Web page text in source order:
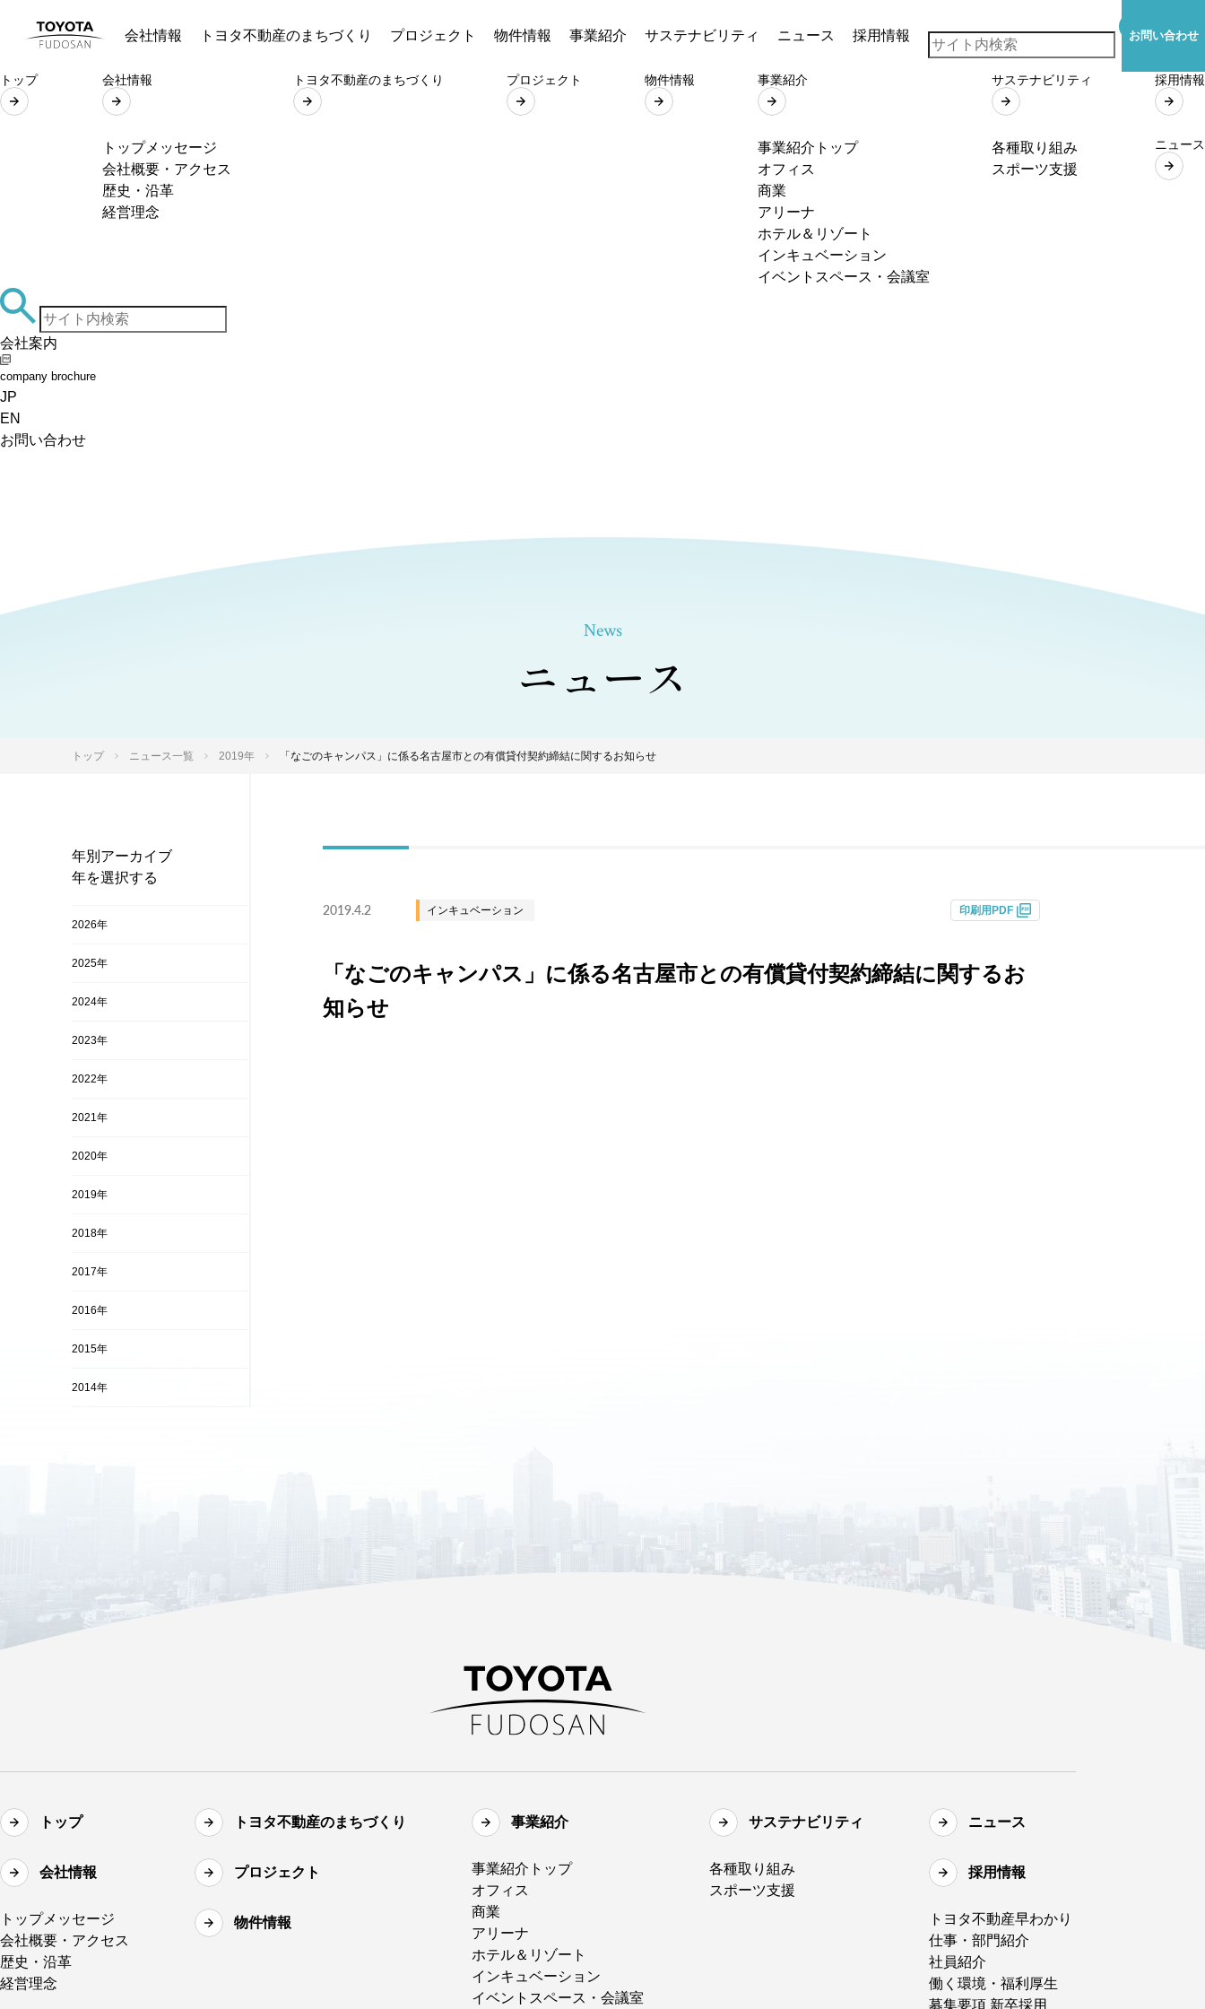
会社情報 トヨタ不動産のまちづくり プロジェクト 物件情報 事業紹介 サステナビリティ ニュース 採用情報 お問い合わせ
トップ 会社情報
トップメッセージ
会社概要・アクセス
歴史・沿革
経営理念
トヨタ不動産のまちづくり プロジェクト 物件情報 事業紹介
事業紹介トップ
オフィス
商業
アリーナ
ホテル＆リゾート
インキュベーション
イベントスペース・会議室
サステナビリティ
各種取り組み
スポーツ支援
採用情報
ニュース
会社案内
company brochure
JP
EN
お問い合わせ
News
ニュース
トップ ニュース一覧 2019年 「なごのキャンパス」に係る名古屋市との有償貸付契約締結に関するお知らせ
年別アーカイブ
年を選択する
2026年
2025年
2024年
2023年
2022年
2021年
2020年
2019年
2018年
2017年
2016年
2015年
2014年
2019.4.2 インキュベーション
「なごのキャンパス」に係る名古屋市との有償貸付契約締結に関するお
知らせ
印刷用PDF
トップ
会社情報
トップメッセージ
会社概要・アクセス
歴史・沿革
経営理念
トヨタ不動産のまちづくり
プロジェクト
物件情報
事業紹介
事業紹介トップ
オフィス
商業
アリーナ
ホテル＆リゾート
インキュベーション
イベントスペース・会議室
サステナビリティ
各種取り組み
スポーツ支援
ニュース
採用情報
トヨタ不動産早わかり
仕事・部門紹介
社員紹介
働く環境・福利厚生
募集要項 新卒採用